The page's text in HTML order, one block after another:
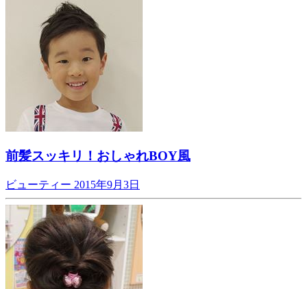
前髪スッキリ！おしゃれBOY風
ビューティー 2015年9月3日